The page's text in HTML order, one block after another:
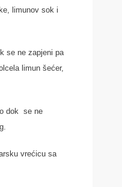
limunov sok i
se ne zapjeni pa
limun šećer,
dok se ne
vrećicu sa